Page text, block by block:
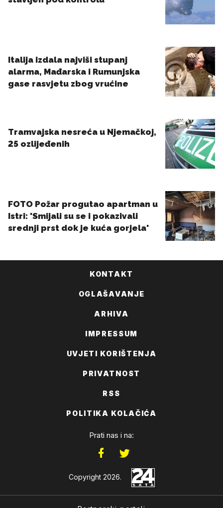
KONTAKT
OGLAŠAVANJE
ARHIVA
IMPRESSUM
UVJETI KORIŠTENJA
PRIVATNOST
RSS
POLITIKA KOLAČIĆA
Prati nas i na:
Copyright 2026.